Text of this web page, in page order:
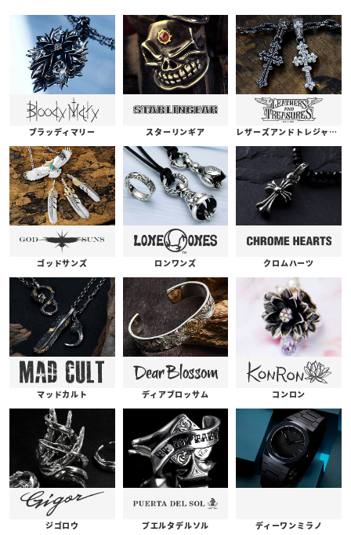
ブラッディマリー スターリンギア レザーズアンドトレジャーズ
ゴッドサンズ ロンワンズ クロムハーツ
マッドカルト ディアブロッサム コンロン
ジゴロウ プエルタデルソル ディーワンミラノ